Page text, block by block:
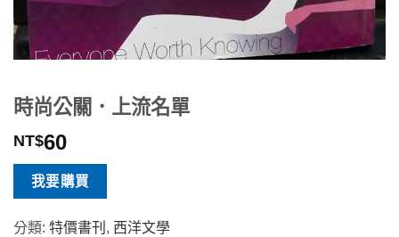
時尚公關．上流名單
NT$60
我要購買
分類: 特價書刊 , 西洋文學